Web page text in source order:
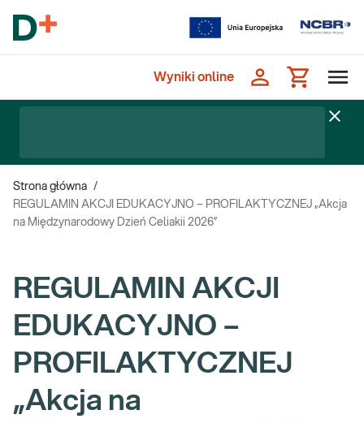
Wyniki online
Strona główna /
REGULAMIN AKCJI EDUKACYJNO – PROFILAKTYCZNEJ „Akcja
na Międzynarodowy Dzień Celiakii 2026”
REGULAMIN AKCJI
EDUKACYJNO –
PROFILAKTYCZNEJ
„Akcja na